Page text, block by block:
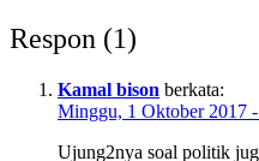
Respon (1)
Kamal bison berkata:
Minggu, 1 Oktober 2017
Ujung2nya soal politik